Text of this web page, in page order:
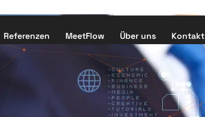
Referenzen MeetFlow Über uns Kontakt